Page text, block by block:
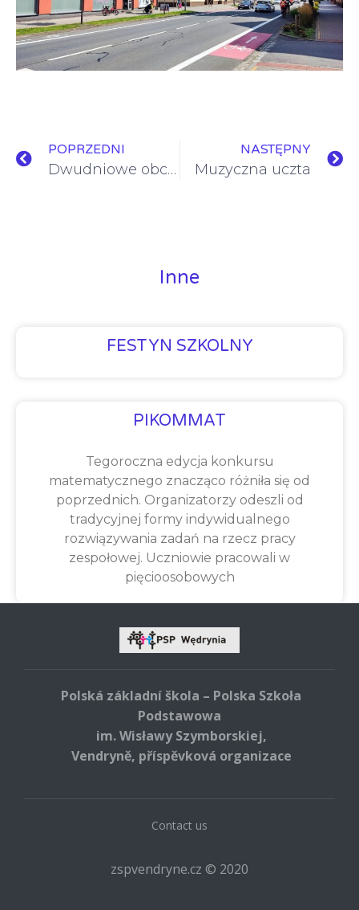
POPRZEDNI
Dwudniowe obchody Narodowego Święta Niepodległości
NASTĘPNY
Muzyczna uczta
Inne
FESTYN SZKOLNY
PIKOMMAT
Tegoroczna edycja konkursu
matematycznego znacząco różniła się od
poprzednich. Organizatorzy odeszli od
tradycyjnej formy indywidualnego
rozwiązywania zadań na rzecz pracy
zespołowej. Uczniowie pracowali w
pięcioosobowych
Polská základní škola – Polska Szkoła
Podstawowa
im. Wisławy Szymborskiej,
Vendryně, příspěvková organizace
Contact us
zspvendryne.cz © 2020